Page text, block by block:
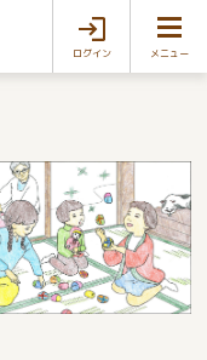
ログイン メニュー